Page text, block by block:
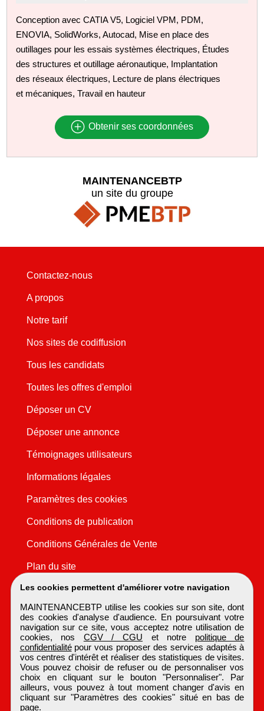
Conception avec CATIA V5, Logiciel VPM, PDM,
ENOVIA, SolidWorks, Autocad, Mise en place des
outillages pour les essais systèmes électriques, Études
des structures et outillage aéronautique, Implantation
des réseaux électriques, Lecture de plans électriques
et mécaniques, Travail en hauteur
Obtenir ses coordonnées
Les cookies permettent d'améliorer votre navigation
MAINTENANCEBTP utilise les cookies sur son site, dont
des cookies d'analyse d'audience. En poursuivant votre
navigation sur ce site, vous acceptez notre utilisation de
cookies, nos CGV / CGU et notre politique de
confidentialitépour vous proposer des services adaptés à
vos centres d'intérêt et réaliser des statistiques de visites.
Vous pouvez choisir de refuser ou de personnaliser vos
choix en cliquant sur le bouton "Personnaliser". Par
ailleurs, vous pouvez à tout moment changer d'avis en
cliquant sur "Paramètres des cookies" situé en bas de
page.
MAINTENANCEBTP
un site du groupe
Contactez-nous
A propos
Notre tarif
Nos sites de codiffusion
Tous les candidats
Toutes les offres d'emploi
Déposer un CV
Déposer une annonce
Témoignages utilisateurs
Informations légales
Paramètres des cookies
Conditions de publication
Conditions Générales de Vente
Plan du site